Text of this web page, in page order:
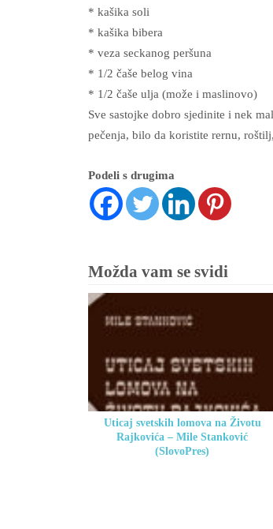
* kašika soli
* kašika bibera
* veza seckanog peršuna
* 1/2 čaše belog vina
* 1/2 čaše ulja (može i maslinovo)
Sve sastojke dobro sjedinite i nek
pečenja, bilo da koristite rernu,
Podeli s drugima
Možda vam se svidi
Uticaj svetskih lomova na Životu
Rajkovića – Mile Stanković
(SlovoPres)